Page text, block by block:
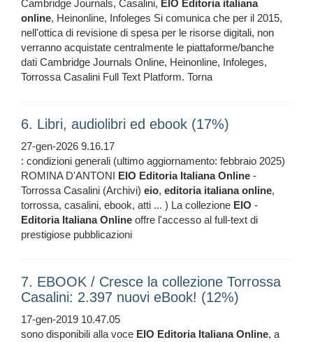
Cambridge Journals, Casalini, EIO Editoria italiana
online, Heinonline, Infoleges Si comunica che per il 2015,
nell'ottica di revisione di spesa per le risorse digitali, non
verranno acquistate centralmente le piattaforme/banche
dati Cambridge Journals Online, Heinonline, Infoleges,
Torrossa Casalini Full Text Platform. Torna
6. Libri, audiolibri ed ebook (17%)
27-gen-2026 9.16.17
: condizioni generali (ultimo aggiornamento: febbraio 2025)
ROMINA D'ANTONI EIO Editoria Italiana Online -
Torrossa Casalini (Archivi) eio, editoria italiana online,
torrossa, casalini, ebook, atti ... ) La collezione EIO -
Editoria Italiana Online offre l'accesso al full-text di
prestigiose pubblicazioni
7. EBOOK / Cresce la collezione Torrossa
Casalini: 2.397 nuovi eBook! (12%)
17-gen-2019 10.47.05
sono disponibili alla voce EIO Editoria Italiana Online, a